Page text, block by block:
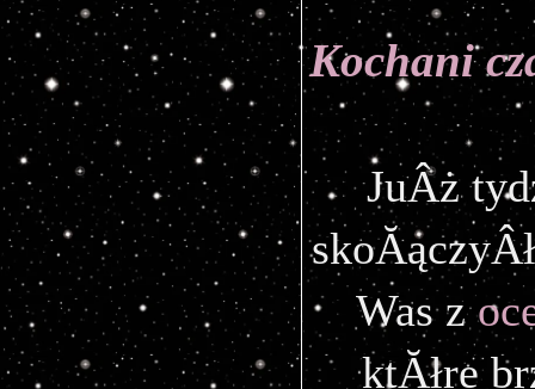
Kochani
JuÂż
Was z
ktĂłre